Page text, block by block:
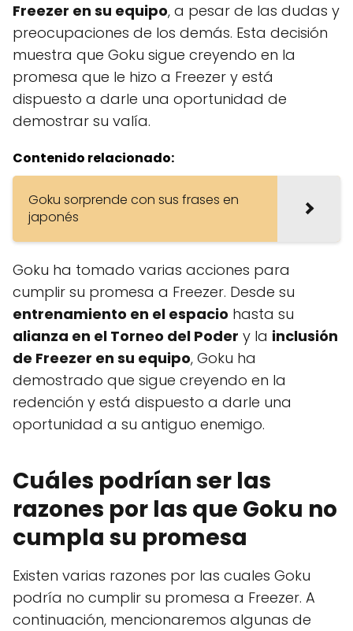
Freezer en su equipo, a pesar de las dudas y
preocupaciones de los demás. Esta decisión
muestra que Goku sigue creyendo en la
promesa que le hizo a Freezer y está
dispuesto a darle una oportunidad de
demostrar su valía.
Contenido relacionado:
Goku sorprende con sus frases en
japonés
Goku ha tomado varias acciones para
cumplir su promesa a Freezer. Desde su
entrenamiento en el espacio hasta su
alianza en el Torneo del Poder y la inclusión
de Freezer en su equipo, Goku ha
demostrado que sigue creyendo en la
redención y está dispuesto a darle una
oportunidad a su antiguo enemigo.
Cuáles podrían ser las
razones por las que Goku no
cumpla su promesa
Existen varias razones por las cuales Goku
podría no cumplir su promesa a Freezer. A
continuación, mencionaremos algunas de